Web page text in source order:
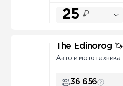
25 ₽
The Edinorog 🦄
Авто и мототехника
36 656